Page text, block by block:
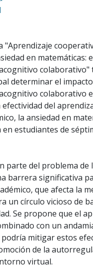
"Aprendizaje
en matemáticas:
colaborativo"
determinar el
colaborativo
del
la ansiedad en
estudiantes de
parte del problema de
barrera significativa
que afecta la
un círculo vicioso de
Se propone que el
con un
mitigar estos
de la
virtual.